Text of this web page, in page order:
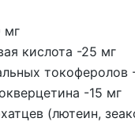
мг
кислота -25 мг
токоферолов
-15 мг
(лютеин,